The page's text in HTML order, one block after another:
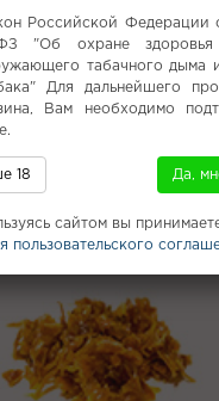
друзей и
в руках у каждого —
фрукты
купить
Российской Федерации
"Об охране здоровья
табачного дыма
Для дальнейшего
Вам необходимо
18 Да,
сайтом вы
пользовательского